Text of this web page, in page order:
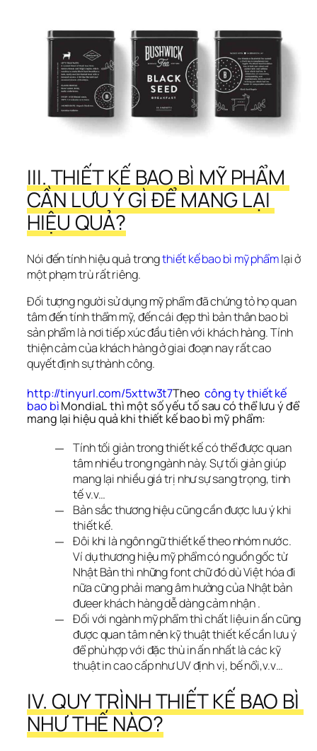
III. THIẾT KẾ BAO BÌ MỸ PHẨM
CẦN LƯU Ý GÌ ĐỂ MANG LẠI
HIỆU QUẢ?
Nói đến tính hiệu quả trong thiết kế bao bì mỹ phẩm lại ở
một phạm trù rất riêng.
Đối tượng người sử dụng mỹ phẩm đã chứng tỏ họ quan
tâm đến tính thẩm mỹ, đến cái đẹp thì bản thân bao bì
sản phẩm là nơi tiếp xúc đầu tiên với khách hàng. Tính
thiện cảm của khách hàng ở giai đoạn nay rất cao
quyết định sự thành công.
http://tinyurl.com/5xttw3t7Theo công ty thiết kế
bao bì MondiaL  thì một số yếu tố sau có thể lưu ý để
mang lại hiệu quả khi thiết kế bao bì mỹ phẩm:
Tính tối giản trong thiết kế có thể được quan
tâm nhiều trong ngành này. Sự tối giản giúp
mang lại nhiều giá trị như sự sang trọng, tinh
tế v.v…
Bản sắc thương hiệu cũng cần được lưu ý khi
thiết kế.
Đôi khi là ngôn ngữ thiết kế theo nhóm nước.
Ví dụ thương hiệu mỹ phẩm có nguồn gốc từ
Nhật Bản thì những font chữ đó dù Việt hóa đi
nữa cũng phải mang âm hưởng của Nhật bản
đưeer khách hàng dễ dàng cảm nhận .
Đối với ngành mỹ phẩm thì chất liệu in ấn cũng
được quan tâm nên kỹ thuật thiết kế cần lưu ý
để phù hợp với đặc thù in ấn nhất là các kỹ
thuật in cao cấp như UV định vị, bế nổi,v.v…
IV. QUY TRÌNH THIẾT KẾ BAO BÌ
NHƯ THẾ NÀO?